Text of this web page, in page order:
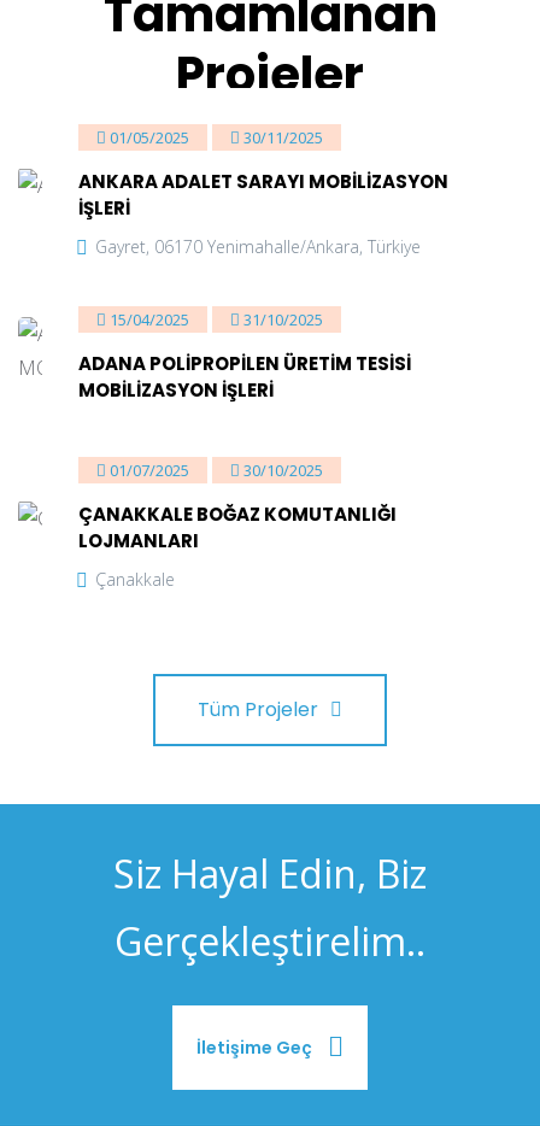
Tamamlanan
Projeler
01/05/2025 30/11/2025
ANKARA ADALET SARAYI MOBİLİZASYON
İŞLERİ
Gayret, 06170 Yenimahalle/Ankara, Türkiye
15/04/2025 31/10/2025
ADANA POLİPROPİLEN ÜRETİM TESİSİ
MOBİLİZASYON İŞLERİ
01/07/2025 30/10/2025
ÇANAKKALE BOĞAZ KOMUTANLIĞI
LOJMANLARI
Çanakkale
Tüm Projeler
Siz Hayal Edin, Biz
Gerçekleştirelim..
İletişime Geç